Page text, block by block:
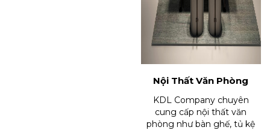
Nội Thất Văn Phòng
KDL Company chuyên
cung cấp nội thất văn
phòng như bàn ghế, tủ kệ